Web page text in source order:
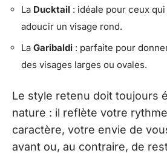
La Ducktail : idéale pour ceux
adoucir un visage rond.
La Garibaldi : parfaite pour
des visages larges ou ovales.
Le style retenu doit toujours
nature : il reflète votre
caractère, votre envie de
avant ou, au contraire, de